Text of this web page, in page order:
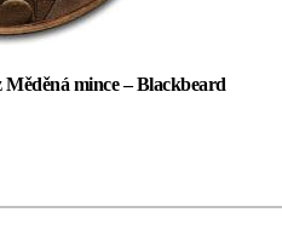
Měděná mince – Blackbeard